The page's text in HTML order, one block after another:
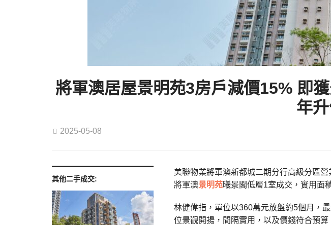
將軍澳居屋景明苑3房戶減價15% 即
年
2025-05-08
其他二手成交:
美聯物業將軍澳新都城二期分行高級分區
將軍澳景明苑曦景閣低層1室成交，實用面
林健偉指，單位以360萬元放盤約5個月，
位景觀開揚，間隔實用，以及價錢符合預